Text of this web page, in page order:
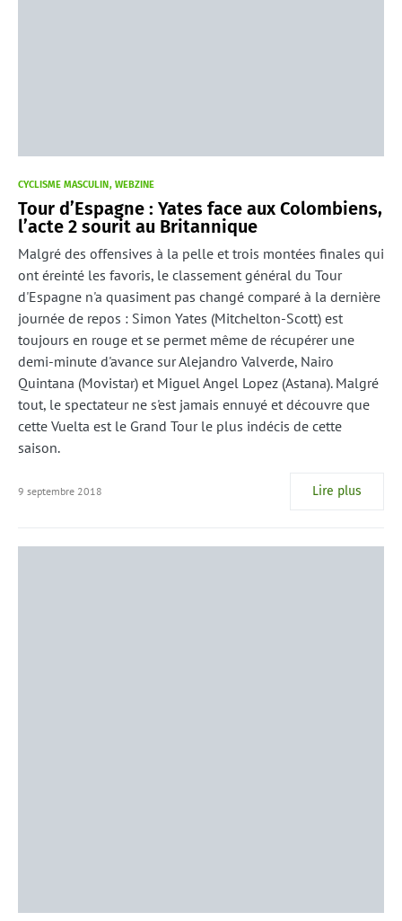
CYCLISME MASCULIN WEBZINE
Tour d’Espagne : Yates face aux Colombiens,
l’acte 2 sourit au Britannique
Malgré des offensives à la pelle et trois montées finales qui
ont éreinté les favoris, le classement général du Tour
d'Espagne n'a quasiment pas changé comparé à la dernière
journée de repos : Simon Yates (Mitchelton-Scott) est
toujours en rouge et se permet même de récupérer une
demi-minute d'avance sur Alejandro Valverde, Nairo
Quintana (Movistar) et Miguel Angel Lopez (Astana). Malgré
tout, le spectateur ne s'est jamais ennuyé et découvre que
cette Vuelta est le Grand Tour le plus indécis de cette
saison.
9 septembre 2018 Lire plus